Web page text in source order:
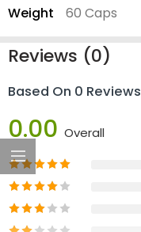
Weight 60 Caps
Reviews (0)
Based On 0 Reviews
0.00 Overall